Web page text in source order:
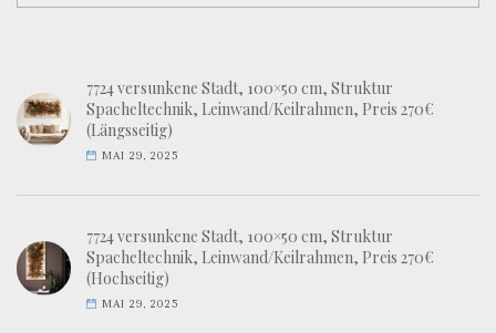
7724 versunkene Stadt, 100×50 cm, Struktur
Spacheltechnik, Leinwand/Keilrahmen, Preis 270€
(Längsseitig)
MAI 29, 2025
7724 versunkene Stadt, 100×50 cm, Struktur
Spacheltechnik, Leinwand/Keilrahmen, Preis 270€
(Hochseitig)
MAI 29, 2025